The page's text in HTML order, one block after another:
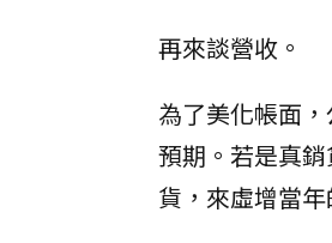
再來談營收。
為了美化帳面
預期。若是真
貨，來虛增當